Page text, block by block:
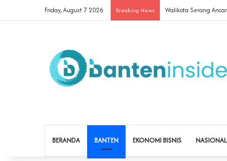
Friday, August 7 2026 Breaking News Walikota Serang
BERANDA BANTEN EKONOMI BISNIS NASIONAL